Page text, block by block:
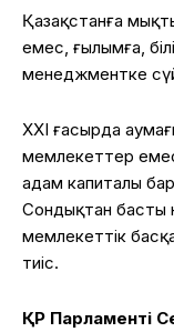
Қазақстанға
емес, ғылымға,
менеджментке
ХХІ ғасырда
мемлекеттер
адам капиталы
Сондықтан басты
мемлекеттік
тиіс.
ҚР Парламенті